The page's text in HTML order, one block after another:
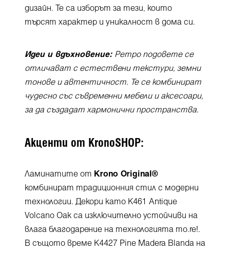
дизайн. Те са изборът за тези, които
търсят характер и уникалност в дома си.
Идеи и вдъхновение: Ретро подовете се
отличават с естествени текстури, земни
тонове и автентичност. Те се комбинират
чудесно със съвременни мебели и аксесоари,
за да създадат хармонични пространства.
Акценти от KronoSHOP:
Ламинатите от Krono Original®
комбинират традиционния стил с модерни
технологии. Декори като K461 Antique
Volcano Oak са изключително устойчиви на
влага благодарение на технологията mo.re!.
В същото време K4427 Pine Madera Blanda на